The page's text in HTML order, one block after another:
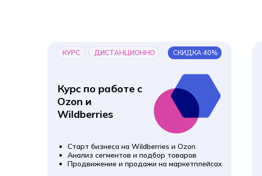
КУРС ДИСТАНЦИОННО СКИДКА 40%
Курс по работе с
Ozon и
Wildberries
Старт бизнеса на Wildberries и Ozon
Анализ сегментов и подбор товаров
Продвижение и продажи на маркетплейсах